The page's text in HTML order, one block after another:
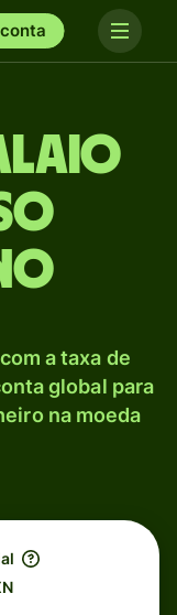
a taxa de
global para
na moeda